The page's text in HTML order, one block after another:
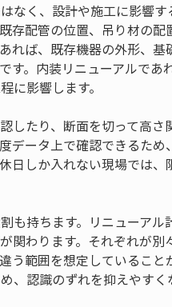
なく、設計や施工に影響
存配管の位置、吊り材の
れば、既存機器の外形、
す。内装リニューアルであ
に影響します。
したり、断面を切って高
データ上で確認できるた
日しか入れない現場では
も持ちます。リニューア
関わります。それぞれが
う範囲を想定しているこ
、認識のずれを抑えやすく